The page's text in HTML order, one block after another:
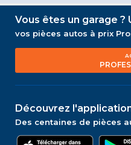
Vous êtes un garage ?
vos pièces autos à prix
Découvrez
Des centaines de pièces